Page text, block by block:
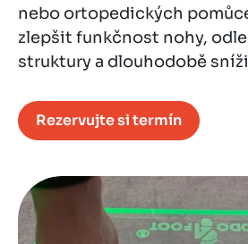
nebo ortopedických
zlepšit funkčnost nohy,
struktury a dlouhodobě
Rezervujte si termín